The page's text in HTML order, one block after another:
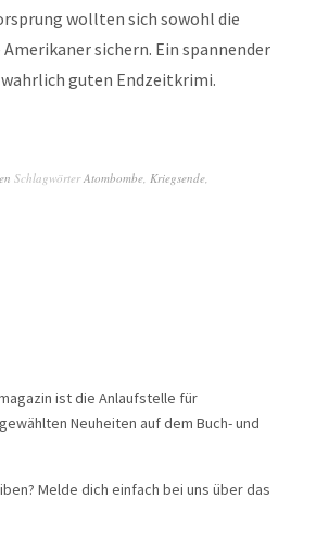
wollten sich sowohl die
Amerikaner sichern. Ein spannender
guten Endzeitkrimi.
SchlagwörterAtombombe, Kriegsende,
ist die Anlaufstelle für
Neuheiten auf dem Buch- und
Melde dich einfach bei uns über das